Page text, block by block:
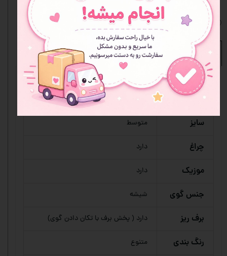
افزودن به علاقه مندی ها
مشخصات محصول نظرات
نوع
محصول
گوی موزیکال
سایز متوسط
چراغ دارد
موزیک دارد
جنس گوی شیشه
برف ریز دارد ( پخش برف با تکان دادن گوی)
رنگ بندی متنوع